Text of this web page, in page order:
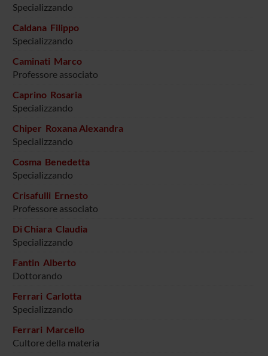
Specializzando
Caldana Filippo
Specializzando
Caminati Marco
Professore associato
Caprino Rosaria
Specializzando
Chiper Roxana Alexandra
Specializzando
Cosma Benedetta
Specializzando
Crisafulli Ernesto
Professore associato
Di Chiara Claudia
Specializzando
Fantin Alberto
Dottorando
Ferrari Carlotta
Specializzando
Ferrari Marcello
Cultore della materia